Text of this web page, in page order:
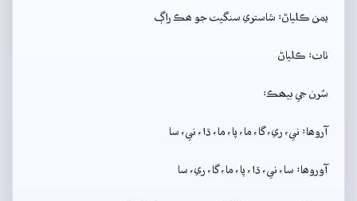
يمن ڪلياڻ: شاستري سنگيت جو ھڪ راڳ
ٺاٺ: ڪلياڻ
سُرن جي بيھڪ:
آروھا: ني، ري، گا، ما، پا، ما، ڌا، ني، سا
آوروھا: سا، ني، ڌا، پا، ما، گا، ري، سا